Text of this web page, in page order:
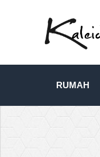
RUMAH